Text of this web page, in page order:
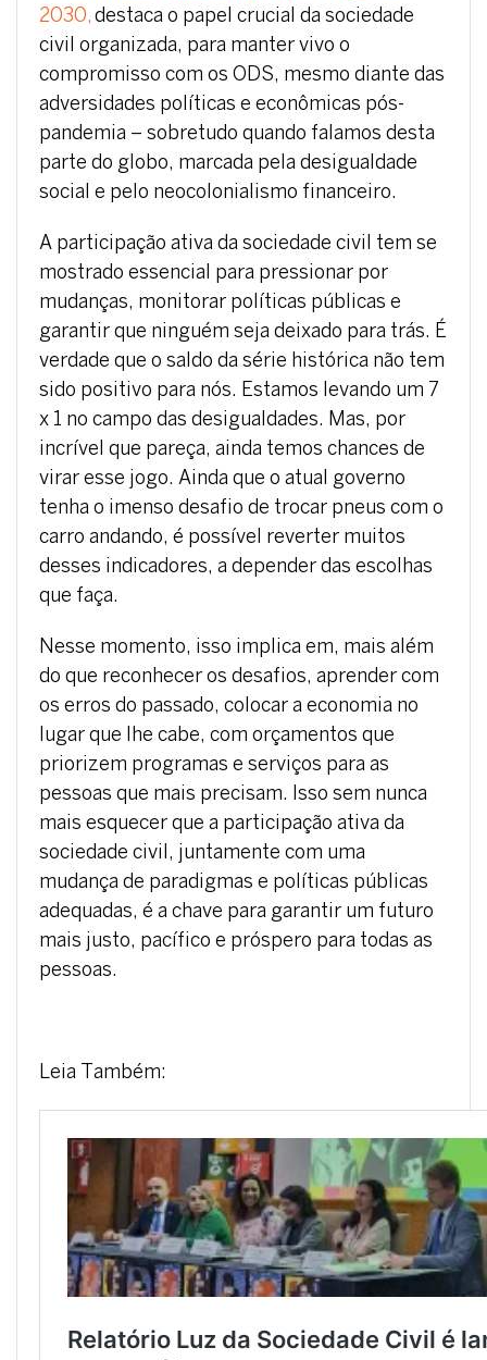
2030, destaca o papel crucial da sociedade
civil organizada, para manter vivo o
compromisso com os ODS, mesmo diante das
adversidades políticas e econômicas pós-
pandemia – sobretudo quando falamos desta
parte do globo, marcada pela desigualdade
social e pelo neocolonialismo financeiro.
A participação ativa da sociedade civil tem se
mostrado essencial para pressionar por
mudanças, monitorar políticas públicas e
garantir que ninguém seja deixado para trás. É
verdade que o saldo da série histórica não tem
sido positivo para nós. Estamos levando um 7
x 1 no campo das desigualdades. Mas, por
incrível que pareça, ainda temos chances de
virar esse jogo. Ainda que o atual governo
tenha o imenso desafio de trocar pneus com o
carro andando, é possível reverter muitos
desses indicadores, a depender das escolhas
que faça.
Nesse momento, isso implica em, mais além
do que reconhecer os desafios, aprender com
os erros do passado, colocar a economia no
lugar que lhe cabe, com orçamentos que
priorizem programas e serviços para as
pessoas que mais precisam. Isso sem nunca
mais esquecer que a participação ativa da
sociedade civil, juntamente com uma
mudança de paradigmas e políticas públicas
adequadas, é a chave para garantir um futuro
mais justo, pacífico e próspero para todas as
pessoas.
Leia Também: